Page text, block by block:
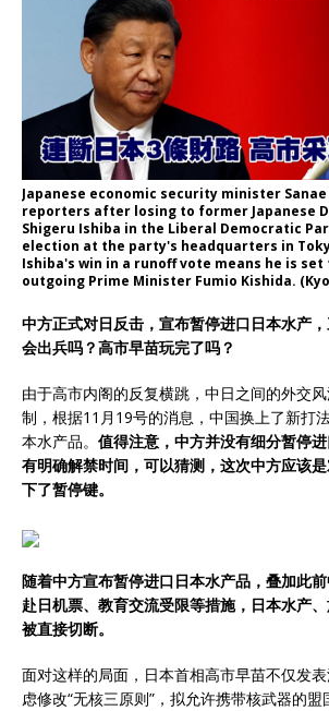
Japanese economic security minister
reporters after losing to former Japanese
Shigeru Ishiba in the Liberal Democratic
election at the party's headquarters in
Ishiba's win in a runoff vote means he is set
outgoing Prime Minister Fumio Kishida.
中方正式对日反击，宣布暂停进口日本水产
会出兵吗？高市早苗玩完了吗？
由于高市内阁的反复横跳，中日之间的外交
制，根据11月19号的消息，中国换上了新打
本水产品。 值得注意，中方并没有细分暂停
有明确解禁时间，可以猜测，这次中方应该
下了暂停键。
随着中方宣布暂停进口日本水产品，叠加此
赴日机票、教育交流受限等措施，日本水产
被直接切断。
面对这样的局面，日本首相高市早苗不仅发
虑修改“无核三原则”，拟允许携带核武器的